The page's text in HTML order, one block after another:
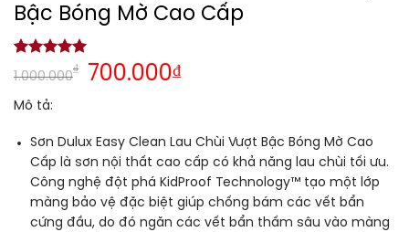
Bậc Bóng Mờ Cao Cấp
5.00 trên 5
dựa trên
1
đánh giá
1.000.000
₫ 700.000₫
Mô tả:
Sơn Dulux Easy Clean Lau Chùi Vượt Bậc Bóng Mờ Cao
Cấp là sơn nội thất cao cấp có khả năng lau chùi tối ưu.
Công nghệ đột phá KidProof Technology™ tạo một lớp
màng bảo vệ đặc biệt giúp chống bám các vết bẩn
cứng đầu, do đó ngăn các vết bẩn thấm sâu vào màng